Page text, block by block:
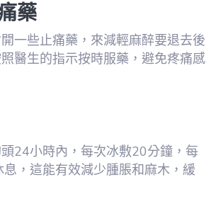
藥
一些止痛藥，來減輕麻醉要退去後
醫生的指示按時服藥，避免疼痛感
24小時內，每次冰敷20分鐘，每
，這能有效減少腫脹和麻木，緩